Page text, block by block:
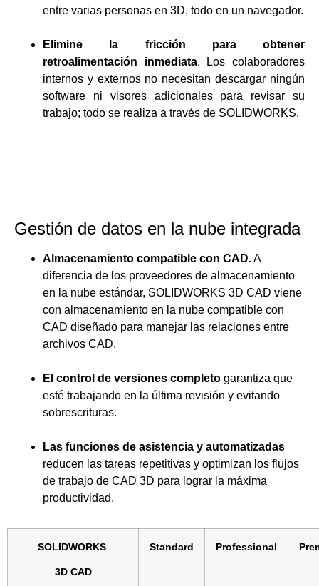
entre varias personas en 3D, todo en un navegador.
Elimine la fricción para obtener
retroalimentación inmediata. Los colaboradores
internos y externos no necesitan descargar ningún
software ni visores adicionales para revisar su
trabajo; todo se realiza a través de SOLIDWORKS.
Gestión de datos en la nube integrada
Almacenamiento compatible con CAD.A
diferencia de los proveedores de almacenamiento
en la nube estándar, SOLIDWORKS 3D CAD viene
con almacenamiento en la nube compatible con
CAD diseñado para manejar las relaciones entre
archivos CAD.
El control de versiones completo garantiza que
esté trabajando en la última revisión y evitando
sobrescrituras.
Las funciones de asistencia y automatizadas
reducen las tareas repetitivas y optimizan los flujos
de trabajo de CAD 3D para lograr la máxima
productividad.
SOLIDWORKS
3D CAD
Standard Professional